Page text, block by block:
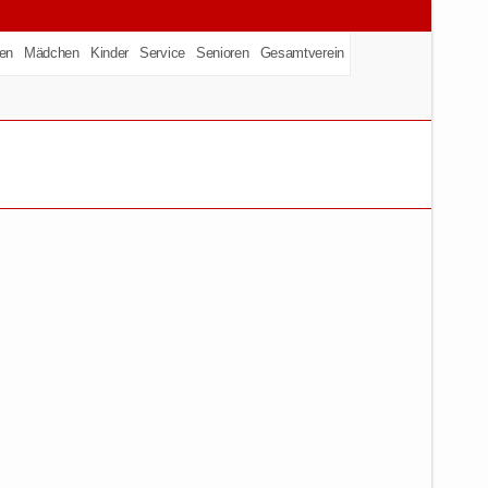
Mädchen Kinder Service Senioren Gesamtverein